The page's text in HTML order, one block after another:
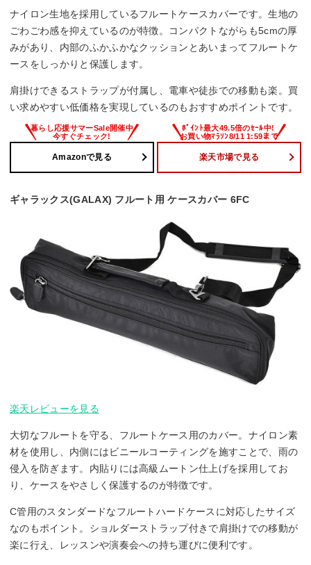
ナイロン生地を採用しているフルートケースカバーです。生地の
ごわごわ感を抑えているのが特徴。コンパクトながらも5cmの厚
みがあり、内部のふかふかなクッションとあいまってフルートケ
ースをしっかりと保護します。
肩掛けできるストラップが付属し、電車や徒歩での移動も楽。買
い求めやすい低価格を実現しているのもおすすめポイントです。
Amazonで見る 楽天市場で見る
ギャラックス(GALAX) フルート用 ケースカバー 6FC
楽天レビューを見る
大切なフルートを守る、フルートケース用のカバー。ナイロン素
材を使用し、内側にはビニールコーティングを施すことで、雨の
侵入を防ぎます。内貼りには高級ムートン仕上げを採用してお
り、ケースをやさしく保護するのが特徴です。
C管用のスタンダードなフルートハードケースに対応したサイズ
なのもポイント。ショルダーストラップ付きで肩掛けでの移動が
楽に行え、レッスンや演奏会への持ち運びに便利です。